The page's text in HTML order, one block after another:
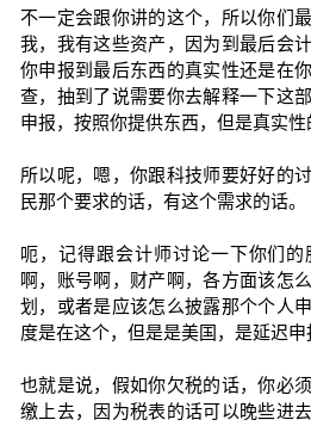
不一定会跟你讲的这个，所以你们
我，我有这些资产，因为到最后会
你申报到最后东西的真实性还是在
查，抽到了说需要你去解释一下这
申报，按照你提供东西，但是真实性
所以呢，嗯，你跟科技师要好好的
民那个要求的话，有这个需求的话。
呃，记得跟会计师讨论一下你们
啊，账号啊，财产啊，各方面该怎
划，或者是应该怎么披露那个个人
度是在这个，但是是美国，是延迟申
也就是说，假如你欠税的话，你必
缴上去，因为税表的话可以晚些进